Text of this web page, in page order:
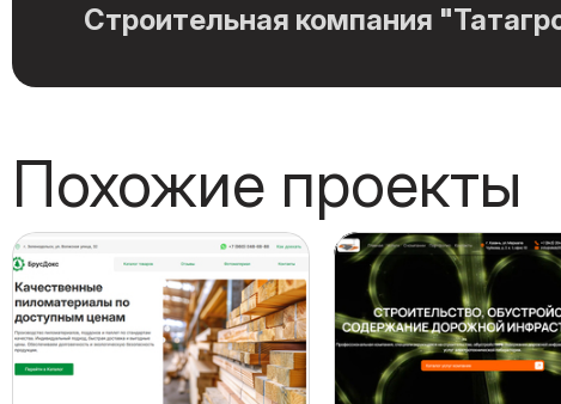
Строительная компания
Похожие проекты